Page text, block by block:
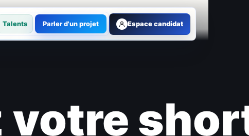
Talents Parler d'un projet Espace candidat
votre